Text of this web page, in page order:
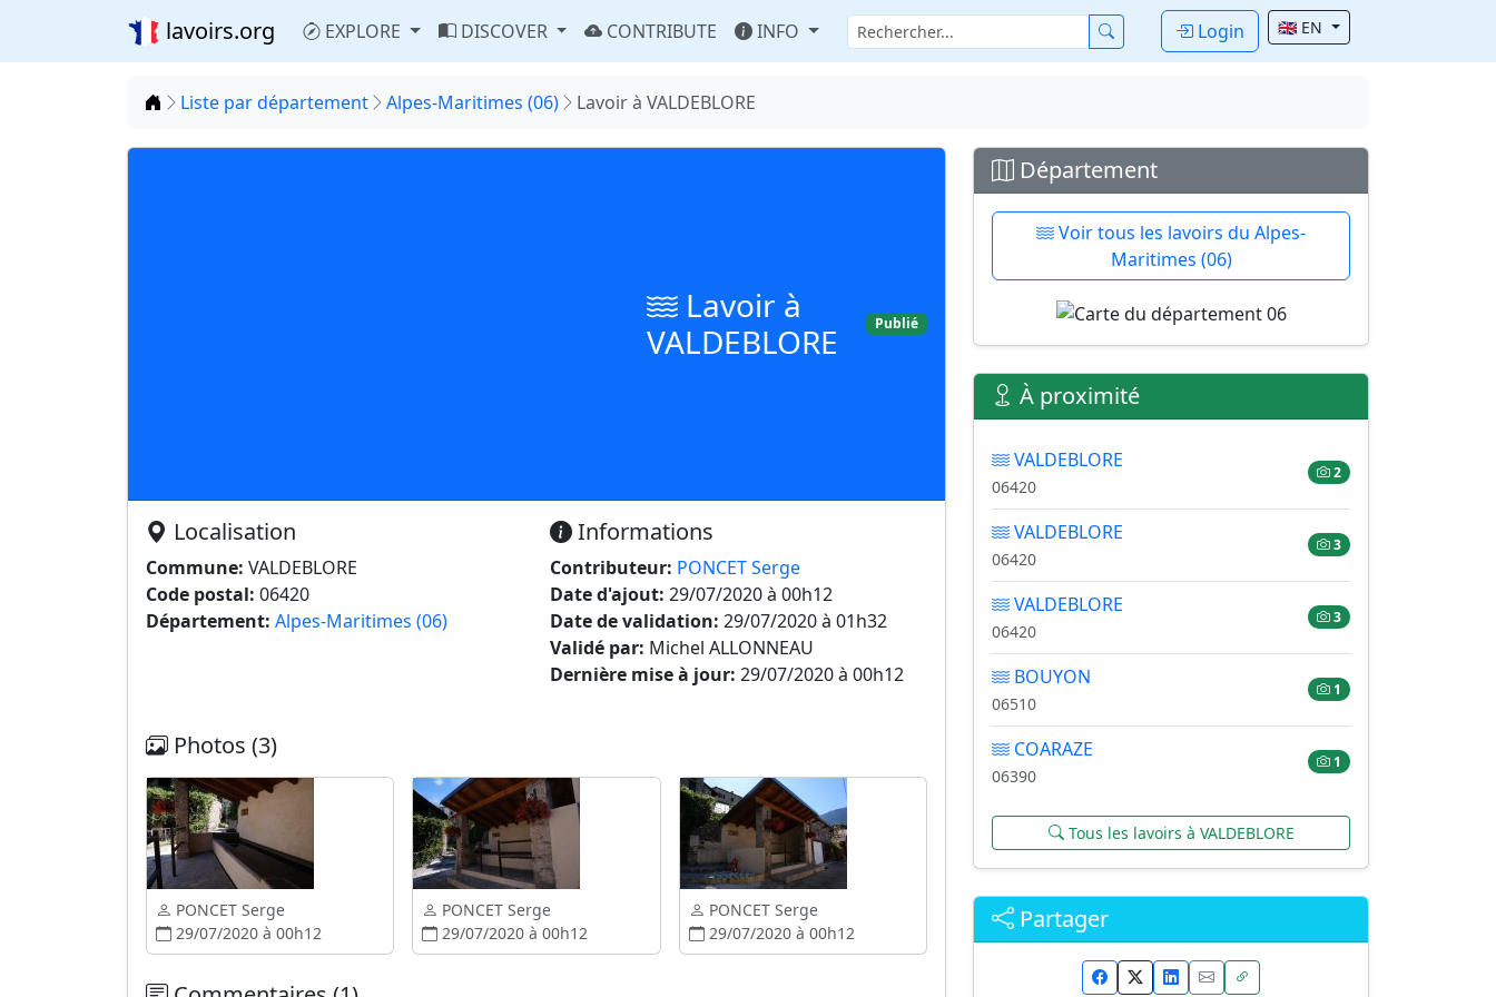
lavoirs.org EXPLORE DISCOVER CONTRIBUTE INFO Login 🇬🇧 EN
Accueil
Liste par département Alpes-Maritimes (06) Lavoir à VALDEBLORE
Lavoir à
VALDEBLORE
Publié
Localisation
Commune: VALDEBLORE
Code postal: 06420
Département: Alpes-Maritimes (06)
Informations
Contributeur: PONCET Serge
Date d'ajout: 29/07/2020 à 00h12
Date de validation: 29/07/2020 à 01h32
Validé par: Michel ALLONNEAU
Dernière mise à jour: 29/07/2020 à 00h12
Photos (3)
PONCET Serge
29/07/2020 à 00h12
PONCET Serge
29/07/2020 à 00h12
PONCET Serge
29/07/2020 à 00h12
Département
Voir tous les lavoirs du Alpes-
Maritimes (06)
À proximité
VALDEBLORE
06420
2
VALDEBLORE
06420
3
VALDEBLORE
06420
3
BOUYON
06510
1
COARAZE
06390
1
Tous les lavoirs à VALDEBLORE
Partager